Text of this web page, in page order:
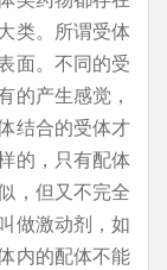
类。所谓受体
面。不同的受
的产生感觉，
结合的受体才
的，只有配体
，但又不完全
做激动剂，如
内的配体不能